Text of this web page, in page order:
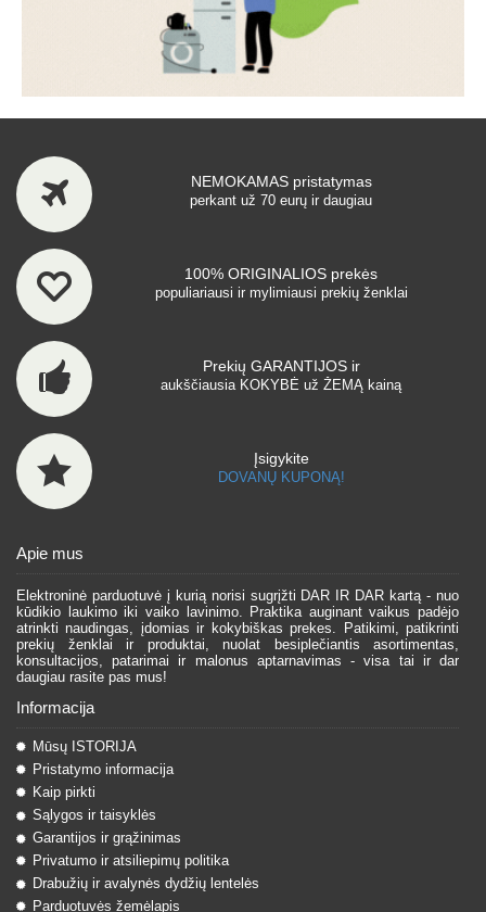
NEMOKAMAS pristatymas
perkant už 70 eurų ir daugiau
100% ORIGINALIOS prekės
populiariausi ir mylimiausi prekių ženklai
Prekių GARANTIJOS ir
aukščiausia KOKYBĖ už ŽEMĄ kainą
Įsigykite
DOVANŲ KUPONĄ!
Apie mus
Elektroninė parduotuvė į kurią norisi sugrįžti DAR IR DAR kartą - nuo
kūdikio laukimo iki vaiko lavinimo. Praktika auginant vaikus padėjo
atrinkti naudingas, įdomias ir kokybiškas prekes. Patikimi, patikrinti
prekių ženklai ir produktai, nuolat besiplečiantis asortimentas,
konsultacijos, patarimai ir malonus aptarnavimas - visa tai ir dar
daugiau rasite pas mus!
Informacija
Mūsų ISTORIJA
Pristatymo informacija
Kaip pirkti
Sąlygos ir taisyklės
Garantijos ir grąžinimas
Privatumo ir atsiliepimų politika
Drabužių ir avalynės dydžių lentelės
Parduotuvės žemėlapis